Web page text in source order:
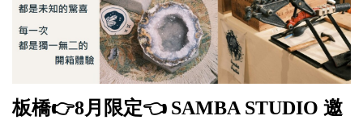
板橋👉8月限定👈 SAMBA STUDIO 邀